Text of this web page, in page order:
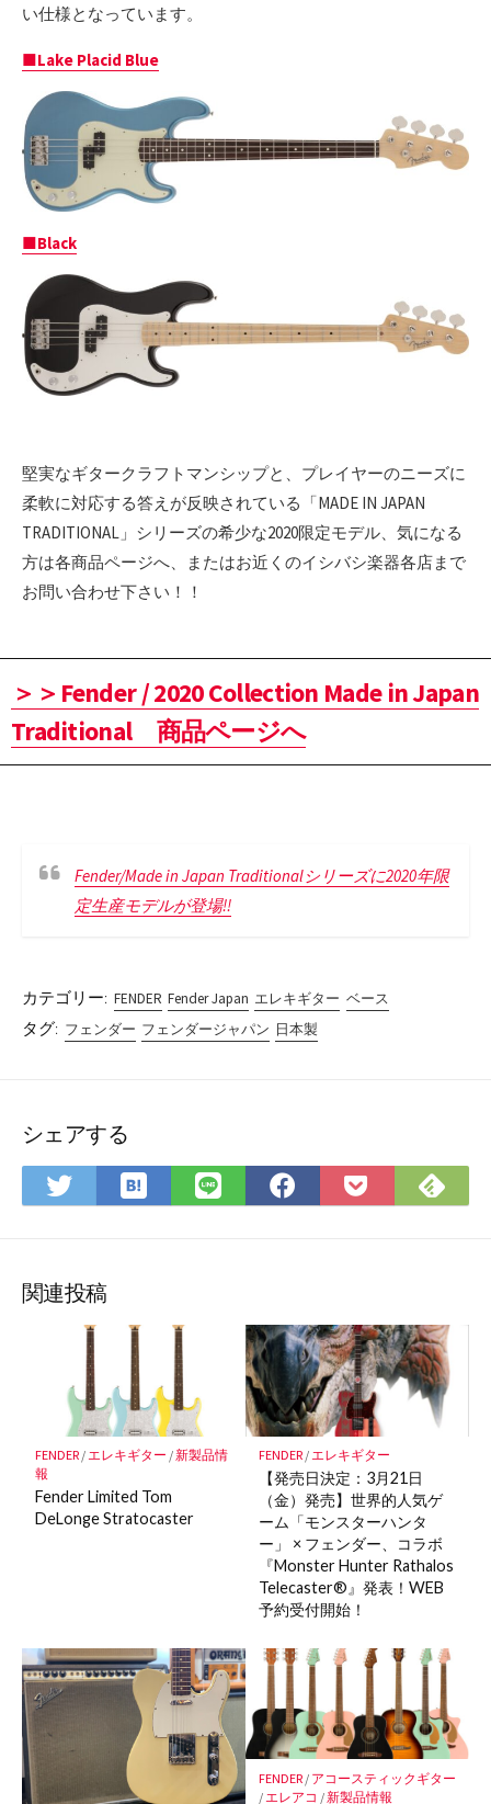
い仕様となっています。
■Lake Placid Blue
■Black
堅実なギタークラフトマンシップと、プレイヤーのニーズに
柔軟に対応する答えが反映されている「MADE IN JAPAN
TRADITIONAL」シリーズの希少な2020限定モデル、気になる
方は各商品ページへ、またはお近くのイシバシ楽器各店まで
お問い合わせ下さい！！
＞＞Fender / 2020 Collection Made in Japan
Traditional 商品ページへ
Fender/Made in Japan Traditionalシリーズに2020年限
定生産モデルが登場!!
カテゴリー: FENDER Fender Japan エレキギター ベース
タグ: フェンダー フェンダージャパン 日本製
シェアする
Twitter
で
ア
は
て
ク
に
保
存
LINE
で
Facebook
で
Pocket
に
で
関連投稿
FENDER/エレキギター /新製品情
報
Fender Limited Tom
DeLonge Stratocaster
FENDER/エレキギター
【発売日決定：3月21日
（金）発売】世界的人気ゲ
ーム「モンスターハンタ
ー」 × フェンダー、コラボ
『Monster Hunter Rathalos
Telecaster®』発表！WEB
予約受付開始！
FENDER/ アコースティックギター
/ エレアコ /新製品情報